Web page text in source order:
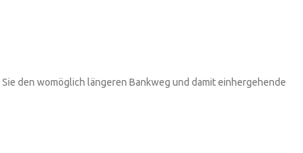
den womöglich längeren Bankweg und damit einhergehende